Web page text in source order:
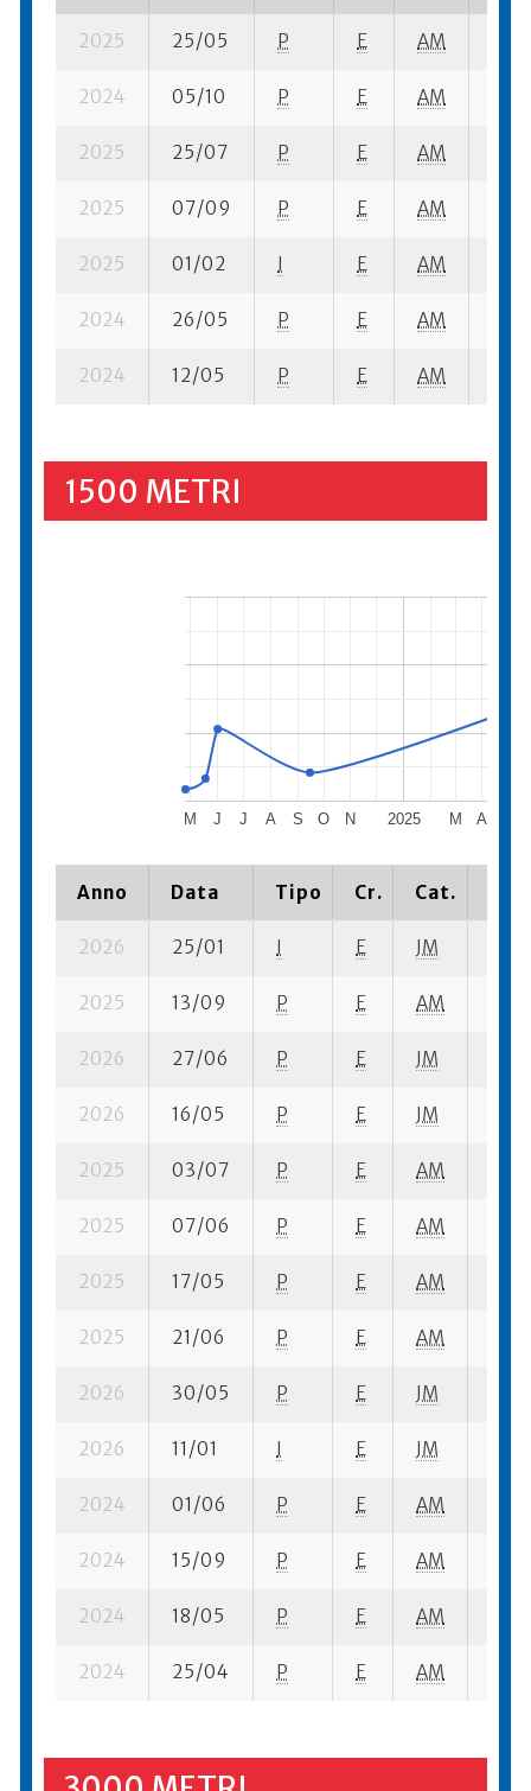
2025 25/05 P E AM
2024 05/10 P E AM
2025 25/07 P E AM
2025 07/09 P E AM
2025 01/02 I E AM
2024 26/05 P E AM
2024 12/05 P E AM
1500 METRI
2025
M J J A S O N M A
Anno Data Tipo Cr. Cat.
2026 25/01 I E JM
2025 13/09 P E AM
2026 27/06 P E JM
2026 16/05 P E JM
2025 03/07 P E AM
2025 07/06 P E AM
2025 17/05 P E AM
2025 21/06 P E AM
2026 30/05 P E JM
2026 11/01 I E JM
2024 01/06 P E AM
2024 15/09 P E AM
2024 18/05 P E AM
2024 25/04 P E AM